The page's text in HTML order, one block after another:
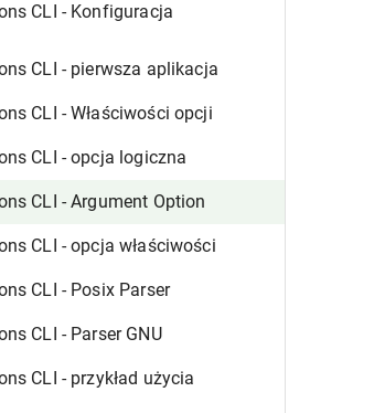
CLI - Konfiguracja
CLI - pierwsza aplikacja
CLI - Właściwości opcji
CLI - opcja logiczna
CLI - Argument Option
CLI - opcja właściwości
CLI - Posix Parser
CLI - Parser GNU
CLI - przykład użycia